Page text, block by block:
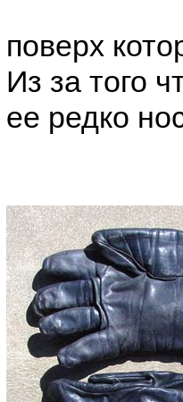
поверх
Из за того
ее редко